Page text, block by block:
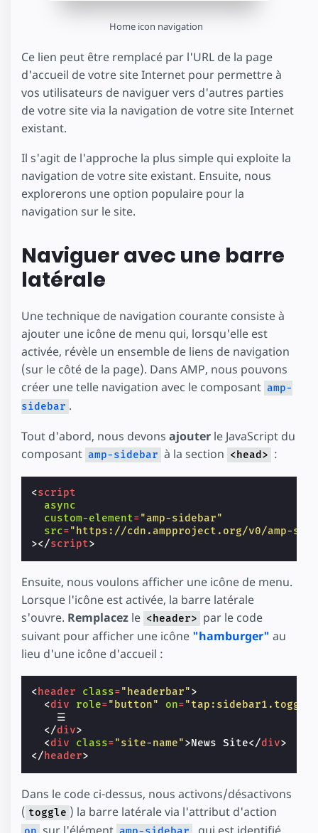
Home icon navigation
Ce lien peut être remplacé par l'URL de la page
d'accueil de votre site Internet pour permettre à
vos utilisateurs de naviguer vers d'autres parties
de votre site via la navigation de votre site Internet
existant.
Il s'agit de l'approche la plus simple qui exploite la
navigation de votre site existant. Ensuite, nous
explorerons une option populaire pour la
navigation sur le site.
Naviguer avec une barre
latérale
Une technique de navigation courante consiste à
ajouter une icône de menu qui, lorsqu'elle est
activée, révèle un ensemble de liens de navigation
(sur le côté de la page). Dans AMP, nous pouvons
créer une telle navigation avec le composant amp-
sidebar .
Tout d'abord, nous devons ajouter le JavaScript du
composant amp-sidebar à la section <head> :
<script
async
custom-element="amp-sidebar"
src="https://cdn.ampproject.org/v0/amp-
></script>
Ensuite, nous voulons afficher une icône de menu.
Lorsque l'icône est activée, la barre latérale
s'ouvre. Remplacez le <header> par le code
suivant pour afficher une icône "hamburger" au
lieu d'une icône d'accueil :
< header class="headerbar">
<div role="button" on=
    ☰
</div>
<div class="site-name">News Site</div>
</ header>
Dans le code ci-dessus, nous activons/désactivons
( toggle ) la barre latérale via l'attribut d'action